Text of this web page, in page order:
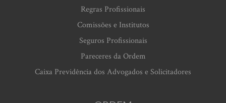
Regras Profissionais
Comissões e Institutos
Seguros Profissionais
Pareceres da Ordem
Caixa Previdência dos Advogados e Solicitadores